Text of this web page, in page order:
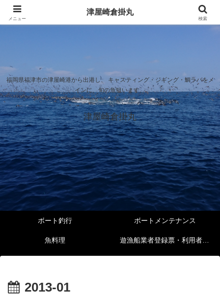
福岡県福津市の津屋崎港から出港し、 キャスティング・ジギング・鯛ラバをメ
インに、旬の魚狙います。
津屋崎倉掛丸
ボート釣行 ボートメンテナンス
魚料理 遊漁船業者登録票・利用者の安全確保等に関する情報
2013-01
メニュー
津屋崎倉掛丸
検索